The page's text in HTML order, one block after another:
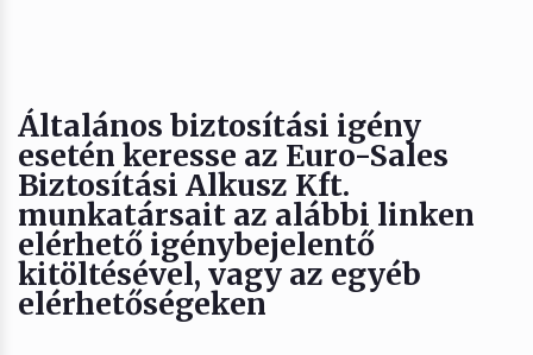
Általános biztosítási igény
esetén keresse az Euro-Sales
Biztosítási Alkusz Kft.
munkatársait az alábbi linken
elérhető igénybejelentő
kitöltésével, vagy az egyéb
elérhetőségeken